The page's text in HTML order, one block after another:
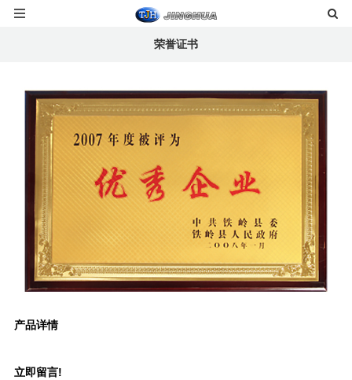
荣誉证书
产品详情
立即留言!